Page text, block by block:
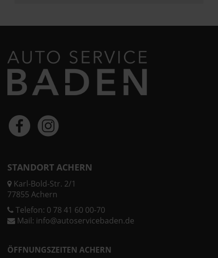
STANDORT ACHERN
Karl-Bold-Str. 2/1
77855 Achern
Telefon: 0 78 41 60 00-70
Mail: info@autoservicebaden.de
ÖFFNUNGSZEITEN ACHERN